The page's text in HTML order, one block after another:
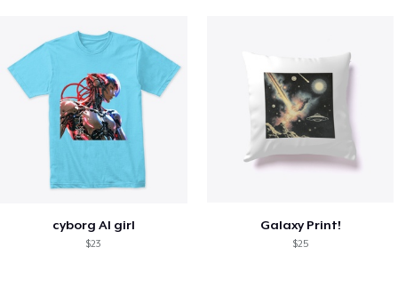
cyborg AI girl
$23
Galaxy Print!
$25